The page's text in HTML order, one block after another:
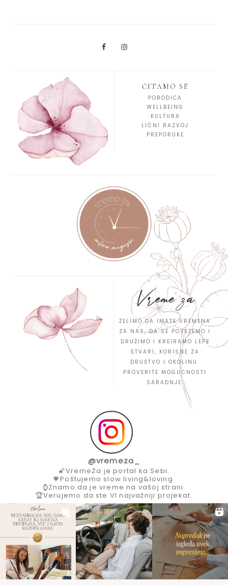
ČITAMO SE
PORODICA
WELLBEING
KULTURA
LIČNI RAZVOJ
PREPORUKE
Vreme za
ŽELIMO DA IMATE VREMENA
ZA NAS, DA SE POVEŽEMO I
DRUŽIMO I KREIRAMO LEPE
STVARI, KORISNE ZA
DRUŠTVO I OKOLINU.
PROVERITE MOGUĆNOSTI
SARADNJE.
@vremeza_
🌠VremeZa je portal ka Sebi.
💗Poštujemo slow living&loving.
⌚Znamo da je vreme na vašoj strani.
🏆Verujemo da ste VI najvažniji projekat.